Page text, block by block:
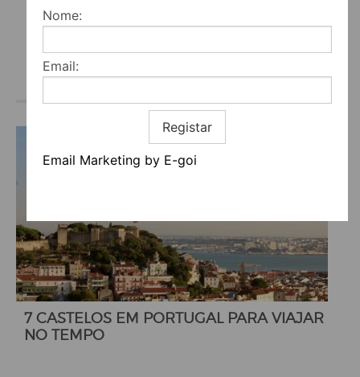
Nome:
Email:
Registar
Email Marketing by E-goi
7 CASTELOS EM PORTUGAL PARA VIAJAR
NO TEMPO